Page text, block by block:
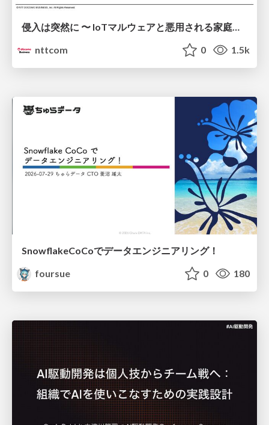
nttcom
0 1.5k
SnowflakeCoCoでデータエンジニアリング！
foursue
0 180